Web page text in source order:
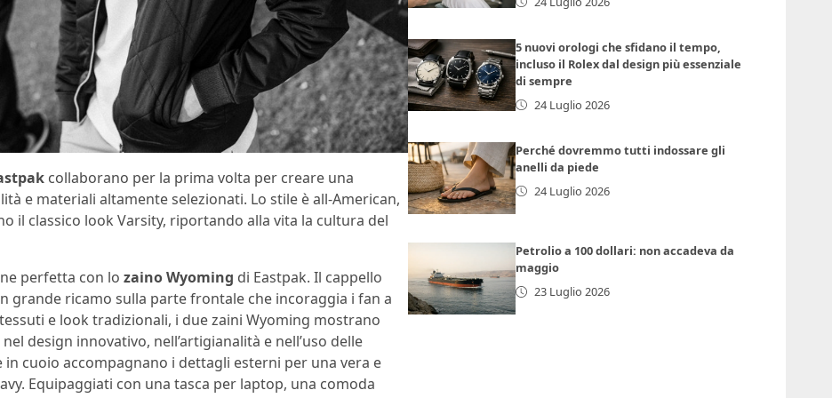
collaborano per la prima volta per creare una
e materiali altamente selezionati. Lo stile è all-American,
il classico look Varsity, riportando alla vita la cultura del
perfetta con lo zaino Wyoming di Eastpak. Il cappello
grande ricamo sulla parte frontale che incoraggia i fan a
e look tradizionali, i due zaini Wyoming mostrano
design innovativo, nell’artigianalità e nell’uso delle
cuoio accompagnano i dettagli esterni per una vera e
Equipaggiati con una tasca per laptop, una comoda
5 nuovi orologi che sfidano il tempo,
incluso il Rolex dal design più essenziale
di sempre
24 Luglio 2026
Perché dovremmo tutti indossare gli
anelli da piede
24 Luglio 2026
Petrolio a 100 dollari: non accadeva da
maggio
23 Luglio 2026